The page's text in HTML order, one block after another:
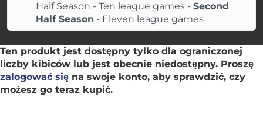
Half Season - Ten league games - Second
Half Season - Eleven league games
Ten produkt jest dostępny tylko dla ograniczonej
liczby kibiców lub jest obecnie niedostępny. Proszę
zalogować się na swoje konto, aby sprawdzić, czy
możesz go teraz kupić.